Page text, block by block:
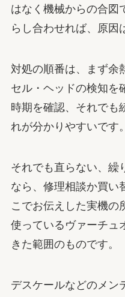
はなく機械からの合図
らし合わせれば、原因
対処の順番は、まず余
セル・ヘッドの検知を
時期を確認、それでも
れが分かりやすいです。
それでも直らない、繰
なら、修理相談か買い
こでお伝えした実機の
使っているヴァーチュ
きた範囲のものです。
デスケールなどのメン